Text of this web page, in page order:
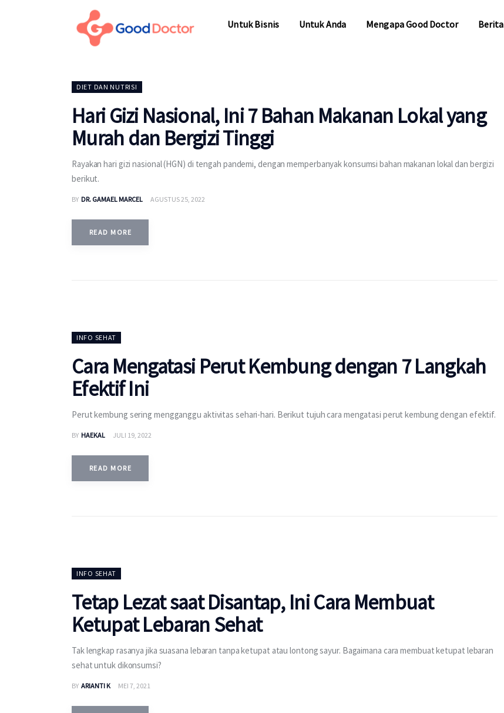
Untuk Bisnis Untuk Anda Mengapa Good Doctor Berita
DIET DAN NUTRISI
Hari Gizi Nasional, Ini 7 Bahan Makanan Lokal yang
Murah dan Bergizi Tinggi
Rayakan hari gizi nasional (HGN) di tengah pandemi, dengan memperbanyak konsumsi bahan makanan lokal dan bergizi
berikut.
BY DR. GAMAEL MARCEL AGUSTUS 25, 2022
READ MORE
INFO SEHAT
Cara Mengatasi Perut Kembung dengan 7 Langkah
Efektif Ini
Perut kembung sering mengganggu aktivitas sehari-hari. Berikut tujuh cara mengatasi perut kembung dengan efektif.
BY HAEKAL JULI 19, 2022
READ MORE
INFO SEHAT
Tetap Lezat saat Disantap, Ini Cara Membuat
Ketupat Lebaran Sehat
Tak lengkap rasanya jika suasana lebaran tanpa ketupat atau lontong sayur. Bagaimana cara membuat ketupat lebaran
sehat untuk dikonsumsi?
BY ARIANTI K MEI 7, 2021